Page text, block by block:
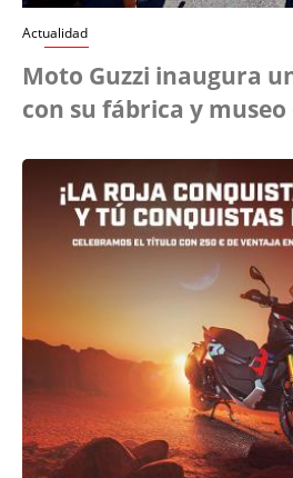
Actualidad
Moto Guzzi inaugura
con su fábrica y